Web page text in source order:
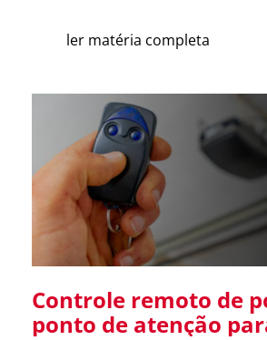
dificuldade na contratação de
avaliando essa alternativa. Para
principais dúvidas, reunimos
Diretor […]
ler matéria completa
Controle remoto de
ponto de atenção